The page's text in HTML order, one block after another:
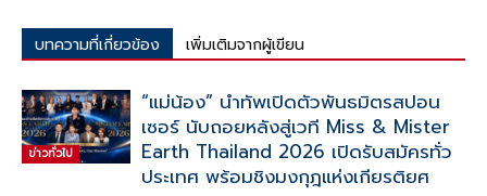
บทความที่เกี่ยวข้อง เพิ่มเติมจากผู้เขียน
ข่าวทั่วไป
“แม่น้อง” นำทัพเปิดตัวพันธมิตรสปอน
เซอร์ นับถอยหลังสู่เวที Miss & Mister
Earth Thailand 2026 เปิดรับสมัครทั่ว
ประเทศ พร้อมชิงมงกุฎแห่งเกียรติยศ